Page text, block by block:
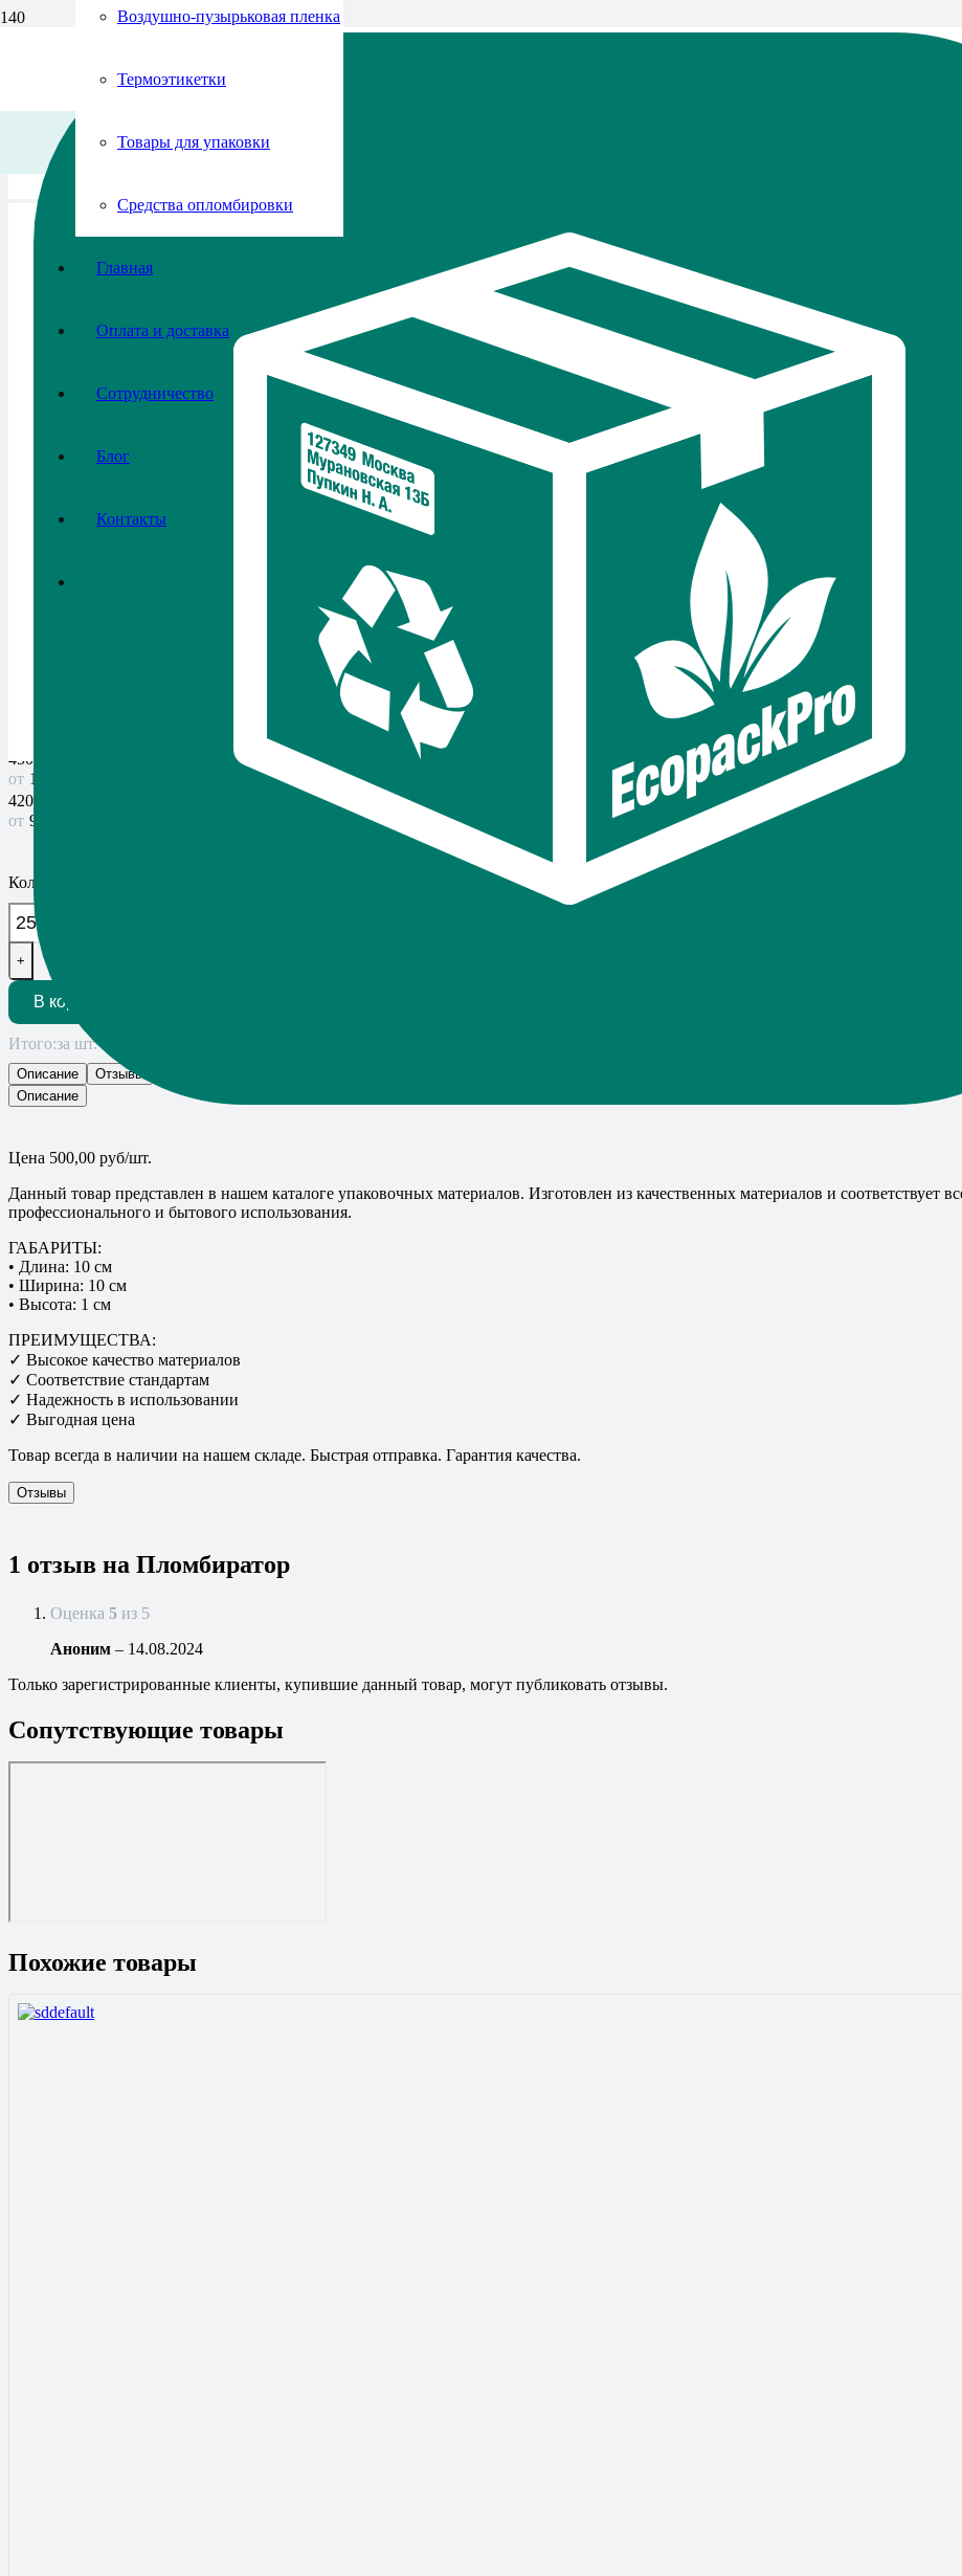
Воздушно-пузырьковая пленка
Термоэтикетки
Товары для упаковки
Средства опломбировки
Главная
Оплата и доставка
Сотрудничество
Блог
Контакты
450,00
100 шт.
420,00
900+ шт.
Количество товара Пломбиратор
+
В корзину
Итого:за шт.
Описание
Отзывы
Описание
Цена 500,00 руб/шт.
Данный товар представлен в нашем каталоге упаковочных материалов. Изготовлен из качественных материалов и соответствует
профессионального и бытового использования.
ГАБАРИТЫ:
• Длина: 10 см
• Ширина: 10 см
• Высота: 1 см
ПРЕИМУЩЕСТВА:
✓ Высокое качество материалов
✓ Соответствие стандартам
✓ Надежность в использовании
✓ Выгодная цена
Товар всегда в наличии на нашем складе. Быстрая отправка. Гарантия качества.
Отзывы
1 отзыв на Пломбиратор
Оценка 5 из 5
Аноним – 14.08.2024
Только зарегистрированные клиенты, купившие данный товар, могут публиковать отзывы.
Сопутствующие товары
Похожие товары